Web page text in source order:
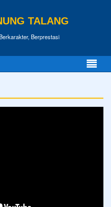
TALANG
Berprestasi